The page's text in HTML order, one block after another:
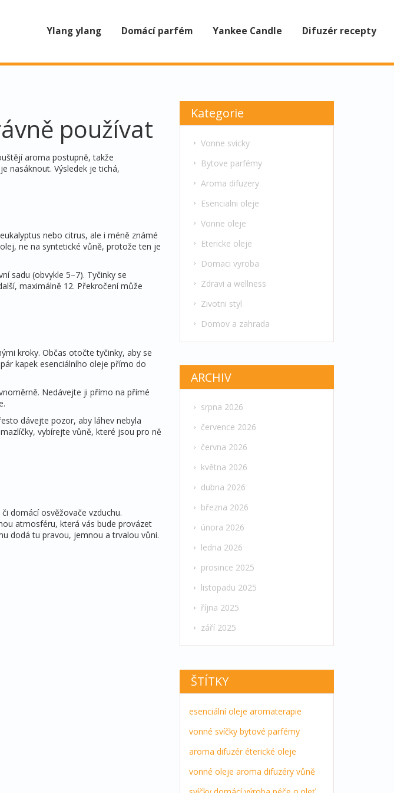
Ylang ylang Domácí parfém Yankee Candle Difuzér recepty
používat
aroma postupně, takže
nasáknout. Výsledek je tichá,
nebo citrus, ale i méně známé
ne na syntetické vůně, protože ten je
sadu (obvykle 5–7). Tyčinky se
maximálně 12. Překročení může
kroky. Občas otočte tyčinky, aby se
kapek esenciálního oleje přímo do
Nedávejte ji přímo na přímé
dávejte pozor, aby láhev nebyla
vybírejte vůně, které jsou pro ně
domácí osvěžovače vzduchu.
atmosféru, která vás bude provázet
dodá tu pravou, jemnou a trvalou vůni.
Kategorie
Vonne svicky
Bytove parfémy
Aroma difuzery
Esencialni oleje
Vonne oleje
Etericke oleje
Domaci vyroba
Zdravi a wellness
Zivotni styl
Domov a zahrada
ARCHIV
srpna 2026
července 2026
června 2026
května 2026
dubna 2026
března 2026
února 2026
ledna 2026
prosince 2025
listopadu 2025
října 2025
září 2025
ŠTÍTKY
esenciální oleje aromaterapie
vonné svíčky bytové parfémy
aroma difuzér éterické oleje
vonné oleje aroma difuzéry vůně